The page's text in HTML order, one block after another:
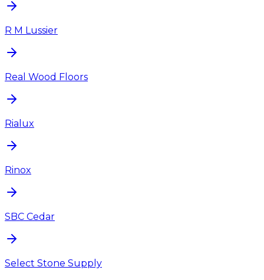
R M Lussier
Real Wood Floors
Rialux
Rinox
SBC Cedar
Select Stone Supply